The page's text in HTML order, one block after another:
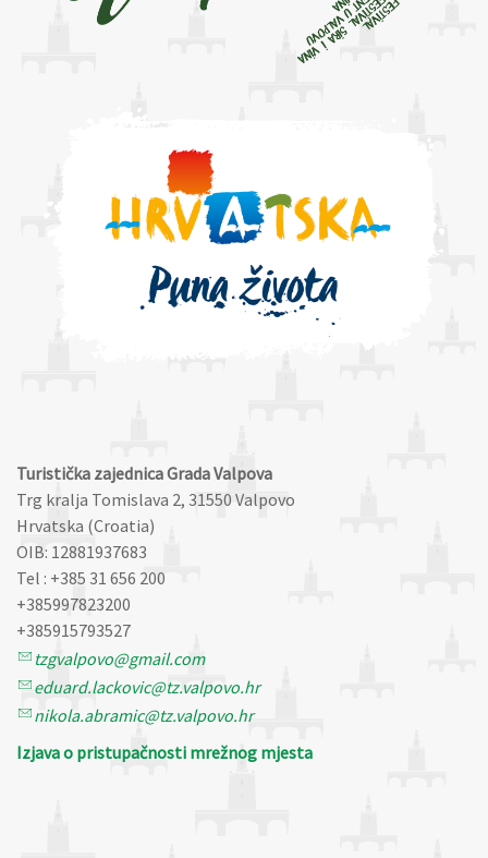
Turistička zajednica Grada Valpova
Trg kralja Tomislava 2, 31550 Valpovo
Hrvatska (Croatia)
OIB: 12881937683
Tel : +385 31 656 200
+385997823200
+385915793527
tzgvalpovo@gmail.com
eduard.lackovic@tz.valpovo.hr
nikola.abramic@tz.valpovo.hr
Izjava o pristupačnosti mrežnog mjesta